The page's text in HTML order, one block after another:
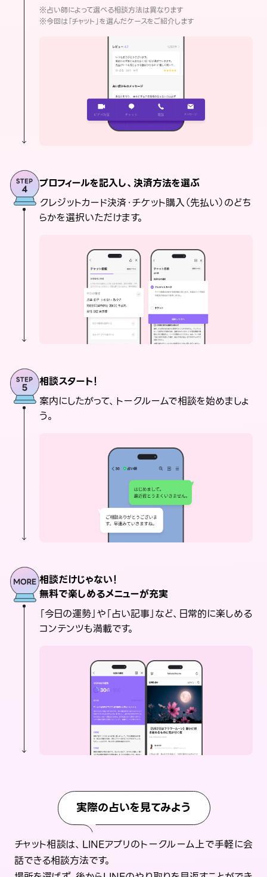
※占い師によって選べる相談方法は異なります
※今回は「チャット」を選んだケースをご紹介します
プロフィールを記入し、決済方法を選ぶ
クレジットカード決済・チケット購入（先払い）のどち
らかを選択いただけます。
相談スタート！
案内にしたがって、トークルームで相談を始めましょ
う。
相談だけじゃない！
無料で楽しめるメニューが充実
「今日の運勢」や「占い記事」など、日常的に楽しめる
コンテンツも満載です。
実際の占いを見てみよう
チャット相談は、LINEアプリのトークルーム上で手軽に会
話できる相談方法です。